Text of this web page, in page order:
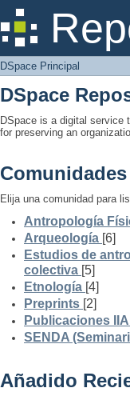
DSpace
DSpace Principal
DSpace
DSpace is a digital service
for preserving an
Elija una comunidad para
Antropología
Arqueología [6]
Estudios de
colectiva [5]
Etnología [4]
Preprints [2]
Publicaciones IIA
SENDA
Añadido